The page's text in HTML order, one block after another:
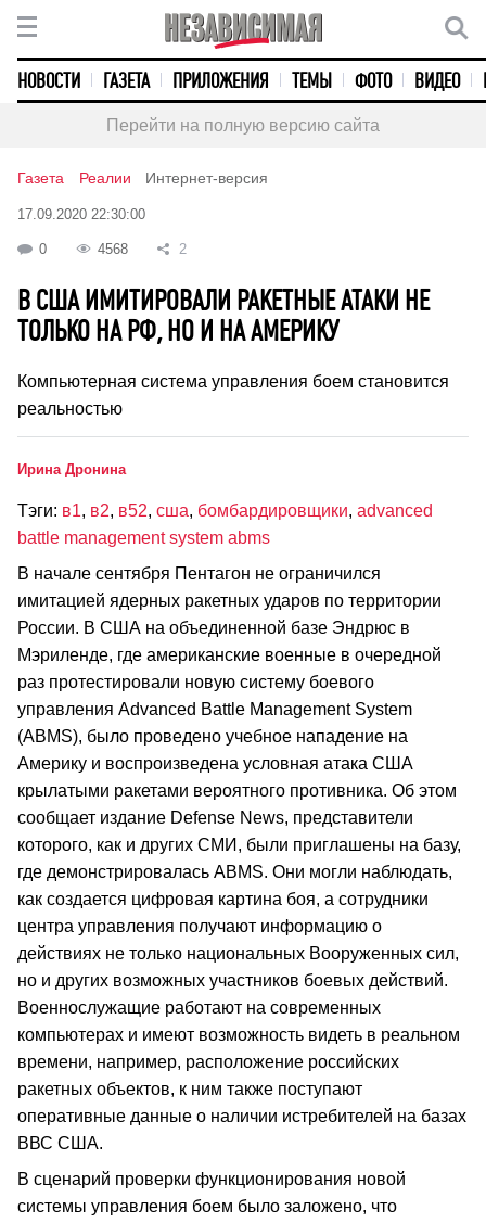
НОВОСТИ ГАЗЕТА ПРИЛОЖЕНИЯ ТЕМЫ ФОТО ВИДЕО
Перейти на полную версию сайта
Газета Реалии Интернет-версия
17.09.2020 22:30:00
0 4568 2
В США ИМИТИРОВАЛИ РАКЕТНЫЕ АТАКИ НЕ
ТОЛЬКО НА РФ, НО И НА АМЕРИКУ
Компьютерная система управления боем становится
реальностью
Ирина Дронина
Тэги: в1, в2, в52, сша, бомбардировщики, advanced
battle management system abms
В начале сентября Пентагон не ограничился
имитацией ядерных ракетных ударов по территории
России. В США на объединенной базе Эндрюс в
Мэриленде, где американские военные в очередной
раз протестировали новую систему боевого
управления Advanced Battle Management System
(ABMS), было проведено учебное нападение на
Америку и воспроизведена условная атака США
крылатыми ракетами вероятного противника. Об этом
сообщает издание Defense News, представители
которого, как и других СМИ, были приглашены на базу,
где демонстрировалась ABMS. Они могли наблюдать,
как создается цифровая картина боя, а сотрудники
центра управления получают информацию о
действиях не только национальных Вооруженных сил,
но и других возможных участников боевых действий.
Военнослужащие работают на современных
компьютерах и имеют возможность видеть в реальном
времени, например, расположение российских
ракетных объектов, к ним также поступают
оперативные данные о наличии истребителей на базах
ВВС США.
В сценарий проверки функционирования новой
системы управления боем было заложено, что